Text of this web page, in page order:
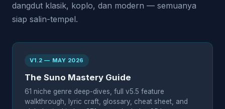
dangdut klasik, koplo, dan modern — semuanya
siap salin-tempel.
V1.2 — MAY 2026
The Suno Mastery Guide
61 niche genre deep-dives, full v5.5 feature
walkthrough, lyric craft, glossary, cheat sheet, and